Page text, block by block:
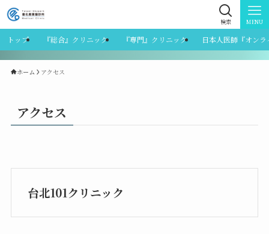
検索 MENU
トップ 『総合』クリニック 『専門』クリニック 日本人医師『オン
ホーム アクセス
アクセス
台北101クリニック